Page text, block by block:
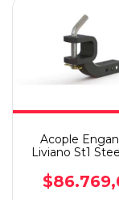
Acople
Liviano St1